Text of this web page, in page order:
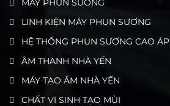
MÁY PHUN SƯƠNG
LINH KIỆN MÁY PHUN SƯƠNG
HỆ THỐNG PHUN SƯƠNG CAO ÁP
ÂM THANH NHÀ YẾN
MÁY TẠO ẨM NHÀ YẾN
CHẤT VI SINH TẠO MÙI